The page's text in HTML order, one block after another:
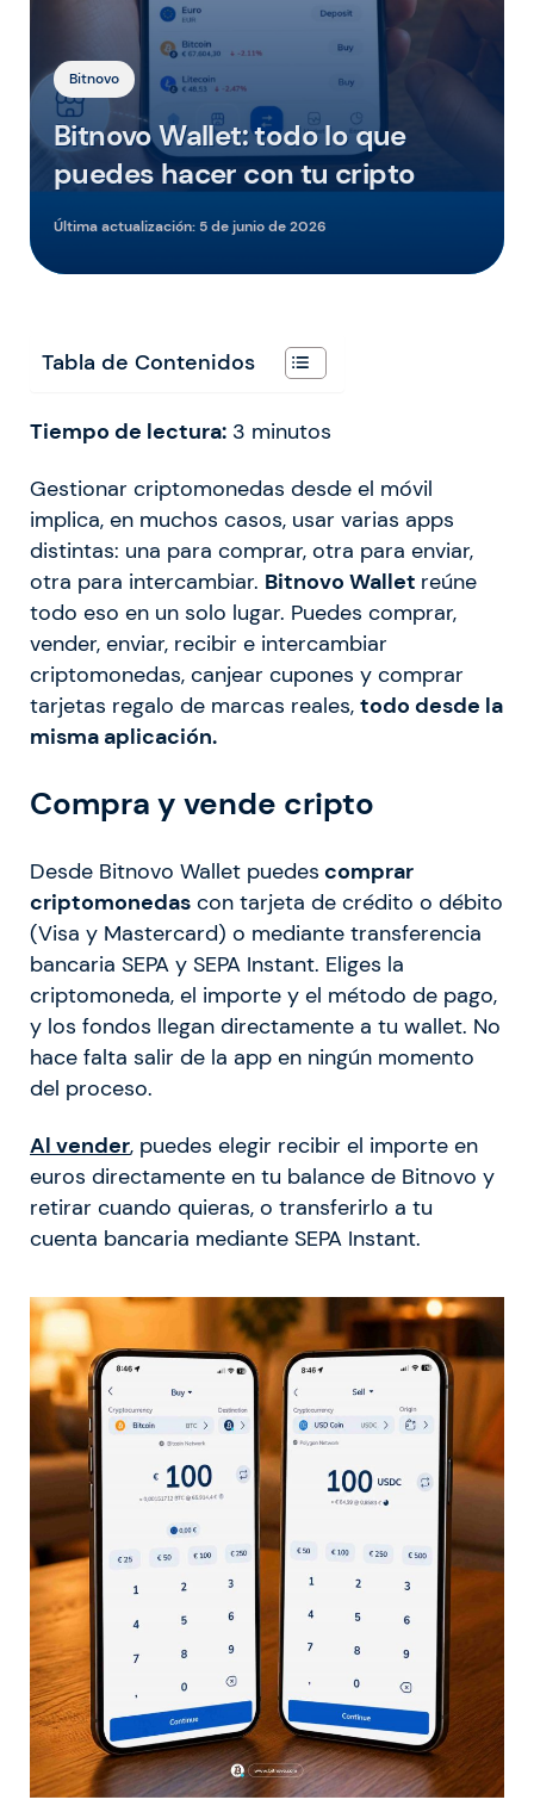
Bitnovo
Bitnovo Wallet: todo lo que
puedes hacer con tu cripto
Última actualización: 5 de junio de 2026
Tabla de Contenidos
Tiempo de lectura: 3 minutos
Gestionar criptomonedas desde el móvil
implica, en muchos casos, usar varias apps
distintas: una para comprar, otra para enviar,
otra para intercambiar. Bitnovo Wallet reúne
todo eso en un solo lugar. Puedes comprar,
vender, enviar, recibir e intercambiar
criptomonedas, canjear cupones y comprar
tarjetas regalo de marcas reales, todo desde la
misma aplicación.
Compra y vende cripto
Desde Bitnovo Wallet puedes comprar
criptomonedas con tarjeta de crédito o débito
(Visa y Mastercard) o mediante transferencia
bancaria SEPA y SEPA Instant. Eliges la
criptomoneda, el importe y el método de pago,
y los fondos llegan directamente a tu wallet. No
hace falta salir de la app en ningún momento
del proceso.
Al vender, puedes elegir recibir el importe en
euros directamente en tu balance de Bitnovo y
retirar cuando quieras, o transferirlo a tu
cuenta bancaria mediante SEPA Instant.